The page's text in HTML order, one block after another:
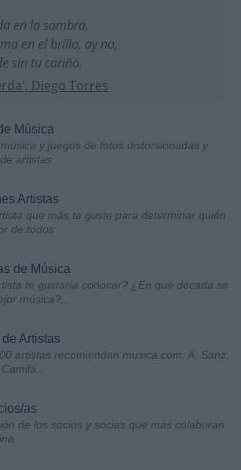
en la sombra,
en el brillo, ay no,
sin tu cariño.
Diego Torres
Música
y juegos de fotos distorsionadas y
artistas
Artistas
que más te guste para determinar quién
de todos
de Música
te gustaría conocer? ¿En qué década se
música?...
Artistas
artistas recomiendan musica.com: A. Sanz,
as
de los socios y socias que más colaboran